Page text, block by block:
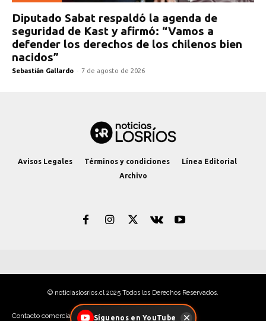
Diputado Sabat respaldó la agenda de
seguridad de Kast y afirmó: “Vamos a
defender los derechos de los chilenos bien
nacidos”
Sebastián Gallardo - 7 de agosto de 2026
Avisos Legales Términos y condiciones
Línea Editorial
Archivo
© noticiaslosrios.cl 2025 Todos los Derechos Reservados.
Contacto comercial: contacto@noticiaslosrios.cl
Síguenos en YouTube